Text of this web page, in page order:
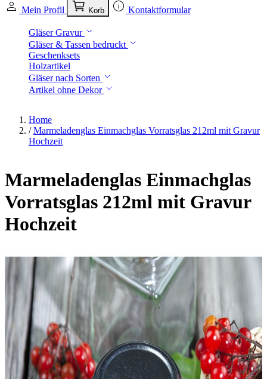
Mein Profil Korb Kontaktformular
Gläser Gravur
Gläser & Tassen bedruckt
Geschenksets
Holzartikel
Gläser nach Sorten
Artikel ohne Dekor
Home
/ Marmeladenglas Einmachglas Vorratsglas 212ml mit Gravur
Hochzeit
Marmeladenglas Einmachglas
Vorratsglas 212ml mit Gravur
Hochzeit